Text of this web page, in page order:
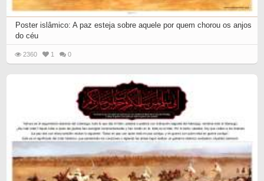
Poster islâmico: A paz esteja sobre aquele por quem chorou os anjos
do céu
2360 1 0